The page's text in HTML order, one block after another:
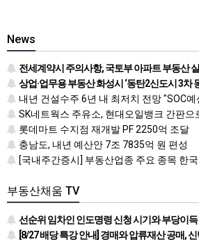
News
전세계약시 주의사항, 국토부 아파트 부동산 실거래가 조회 필수! 전입신
상업·업무용 부동산 화성시 ‘동탄2신도시 3차 동원로얄
내년 건설수주 6년 내 최저치 전망 "SOC예
SK네트웍스 주유소, 현대오일뱅크 간판으로…서울 주
롯데마트 수지점 재개발 PF 2250억 조달
충남도, 내년 예산안 7조 7835억 원 편성
[국내주간증시] 부동산업종 주요 종목 한국자산신탁 -0.15%·신라섬유 -
부동산채움 TV
선순위 임차인 인도명령 신청 시기와 부당이득 반환 시점ㅣ한
[8/27 배당 특강 안내] 경매와 압류재산 공매, 신탁재산 공매에